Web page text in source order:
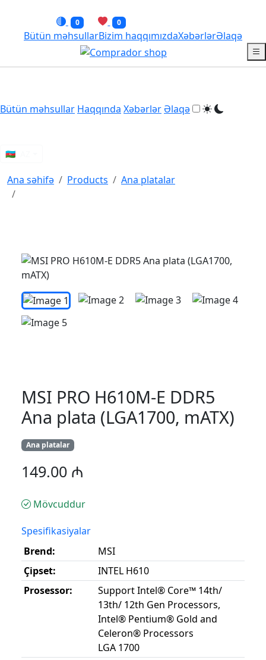
0 0
Bütün məhsullarBizim haqqımızdaXəbərlərƏlaqə
Bütün məhsullar Haqqında Xəbərlər Əlaqə
🇦🇿
Ana səhifə Products
Ana platalar
MSI PRO H610M-E DDR5
Ana plata (LGA1700, mATX)
Ana platalar
149.00 ₼
Mövcuddur
Spesifikasiyalar
Brend:
MSI
Çipset:
INTEL H610
Prosessor:
Support Intel® Core™ 14th/
13th/ 12th Gen Processors,
Intel® Pentium® Gold and
Celeron® Processors
LGA 1700